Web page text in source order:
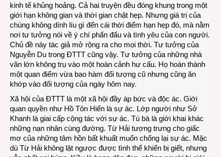
kinh tế khủng hoảng. Cả hai truyện đều đóng khung trong một
giới hạn không gian và thời gian chật hẹp. Nhưng giá trị của
chúng không dính líu gì đến cái thời điểm hạn hẹp đó, mà nằm
nơi tư tưởng nói về ý chí phấn đấu và tình yêu của con người.
Chủ đề này tác giả mở rộng ra cho mọi thời. Tư tưởng của
Nguyễn Du trong ĐTTT cũng vậy. Tư tưởng của những nhà
văn lớn không trụ vào một hoàn cảnh hư cấu. Họ hoàn thành
một quan điểm vừa bao hàm đối tượng cũ nhưng cũng ăn
khớp vào đối tượng của ngày hôm nay.
Xã hội của ĐTTT là một xã hội đầy áp bức và độc ác. Giới
quan quyền như Hồ Tôn Hiến là sự ác. Lớp người như Sở
Khanh là giai cấp cộng tác với sự ác. Tú bà là giới khai khác
những nạn nhân cùng đường. Từ Hải tượng trưng cho giấc
mơ của những tâm hồn bất khuất muốn chống lại sự ác. Mặc
dù Từ Hải không lật ngược được tình thế khiến bị giết, nhưng